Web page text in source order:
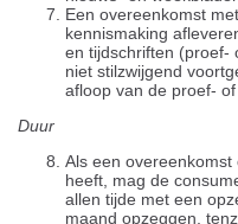
Een overeenkomst
kennismaking
en tijdschriften (proef-
niet stilzwijgend
afloop van de proef-
Duur
Als een
heeft, mag de
allen tijde met een
maand opzeggen,